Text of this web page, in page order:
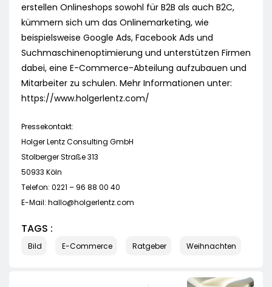
erstellen Onlineshops sowohl für B2B als auch B2C,
kümmern sich um das Onlinemarketing, wie
beispielsweise Google Ads, Facebook Ads und
Suchmaschinenoptimierung und unterstützen Firmen
dabei, eine E-Commerce-Abteilung aufzubauen und
Mitarbeiter zu schulen. Mehr Informationen unter:
https://www.holgerlentz.com/
Pressekontakt:
Holger Lentz Consulting GmbH
Stolberger Straße 313
50933 Köln
Telefon: 0221 – 96 88 00 40
E-Mail: hallo@holgerlentz.com
TAGS :
Bild E-Commerce Ratgeber Weihnachten